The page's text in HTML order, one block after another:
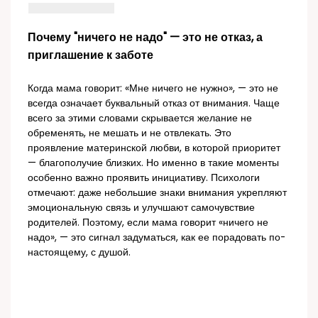
Почему "ничего не надо" — это не отказ, а
приглашение к заботе
Когда мама говорит: «Мне ничего не нужно», — это не
всегда означает буквальный отказ от внимания. Чаще
всего за этими словами скрывается желание не
обременять, не мешать и не отвлекать. Это
проявление материнской любви, в которой приоритет
— благополучие близких. Но именно в такие моменты
особенно важно проявить инициативу. Психологи
отмечают: даже небольшие знаки внимания укрепляют
эмоциональную связь и улучшают самочувствие
родителей. Поэтому, если мама говорит «ничего не
надо», — это сигнал задуматься, как ее порадовать по-
настоящему, с душой.